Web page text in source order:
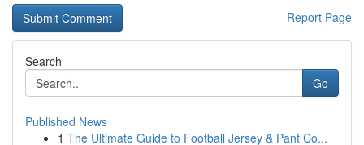
Report Page
Search
Go
Published News
1 The Ultimate Guide to Football Jersey & Pant Co...